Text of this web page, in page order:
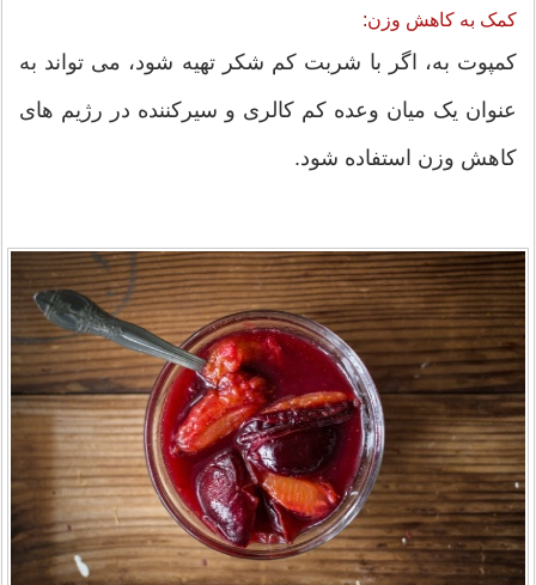
کمک به کاهش وزن:
کمپوت به، اگر با شربت کم شکر تهیه شود، می تواند به
عنوان یک میان وعده کم کالری و سیرکننده در رژیم های
کاهش وزن استفاده شود.